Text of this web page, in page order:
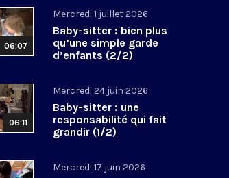
06:07
Mercredi 1 juillet 2026
Baby-sitter : bien plus
qu’une simple garde
d’enfants (2/2)
06:11
Mercredi 24 juin 2026
Baby-sitter : une
responsabilité qui fait
grandir (1/2)
Mercredi 17 juin 2026